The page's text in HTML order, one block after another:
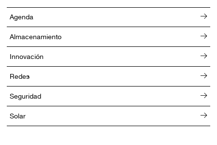
Agenda
Almacenamiento
Innovación
Redes
Seguridad
Solar